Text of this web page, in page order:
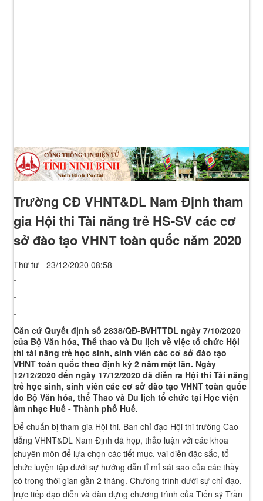
Trường CĐ VHNT&DL Nam Định tham
gia Hội thi Tài năng trẻ HS-SV các cơ
sở đào tạo VHNT toàn quốc năm 2020
Thứ tư - 23/12/2020 08:58
Căn cứ Quyết định số 2838/QĐ-BVHTTDL ngày 7/10/2020
của Bộ Văn hóa, Thể thao và Du lịch về việc tổ chức Hội
thi tài năng trẻ học sinh, sinh viên các cơ sở đào tạo
VHNT toàn quốc theo định kỳ 2 năm một lần. Ngày
12/12/2020 đến ngày 17/12/2020 đã diễn ra Hội thi Tài năng
trẻ học sinh, sinh viên các cơ sở đào tạo VHNT toàn quốc
do Bộ Văn hóa, thể Thao và Du lịch tổ chức tại Học viện
âm nhạc Huế - Thành phố Huế.
Để chuẩn bị tham gia Hội thi, Ban chỉ đạo Hội thi trường Cao
đẳng VHNT&DL Nam Định đã họp, thảo luận với các khoa
chuyên môn để lựa chọn các tiết mục, vai diễn đặc sắc, tổ
chức luyện tập dưới sự hướng dẫn tỉ mỉ sát sao của các thầy
cô trong thời gian gần 2 tháng. Chương trình dưới sự chỉ đạo,
trực tiếp đạo diễn và dàn dựng chương trình của Tiến sỹ Trần